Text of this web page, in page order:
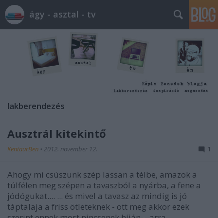
ágy - asztal - tv
lakberendezés
Ausztrál kitekintő
KentaurBen • 2012. november 12. 1
Ahogy mi csúszunk szép lassan a télbe, amazok a
túlfélen meg szépen a tavaszból a nyárba, a fene a
jódógukat.... ... és mivel a tavasz az mindig is jó
táptalaja a friss ötleteknek - ott meg akkor ezek